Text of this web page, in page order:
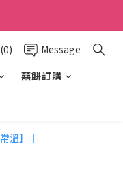
Message
囍餅訂購